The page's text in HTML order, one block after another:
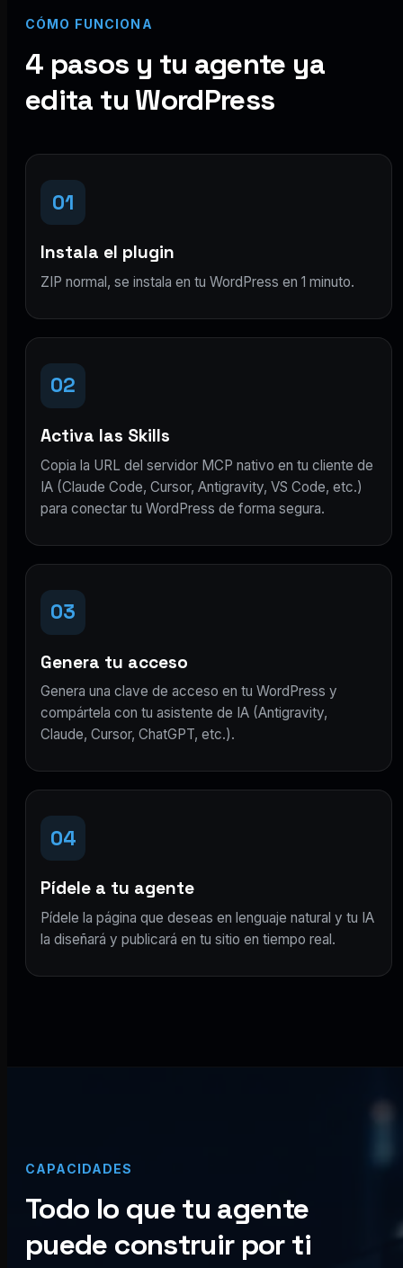
CÓMO FUNCIONA
4 pasos y tu agente ya
edita tu WordPress
01
Instala el plugin
ZIP normal, se instala en tu WordPress en 1 minuto.
02
Activa las Skills
Copia la URL del servidor MCP nativo en tu cliente de
IA (Claude Code, Cursor, Antigravity, VS Code, etc.)
para conectar tu WordPress de forma segura.
03
Genera tu acceso
Genera una clave de acceso en tu WordPress y
compártela con tu asistente de IA (Antigravity,
Claude, Cursor, ChatGPT, etc.).
04
Pídele a tu agente
Pídele la página que deseas en lenguaje natural y tu IA
la diseñará y publicará en tu sitio en tiempo real.
CAPACIDADES
Todo lo que tu agente
puede construir por ti